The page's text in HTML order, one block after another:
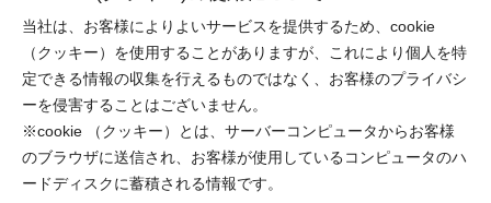
当社は、お客様によりよいサービスを提供するため、cookie
（クッキー）を使用することがありますが、これにより個人を特
定できる情報の収集を行えるものではなく、お客様のプライバシ
ーを侵害することはございません。
※cookie （クッキー）とは、サーバーコンピュータからお客様
のブラウザに送信され、お客様が使用しているコンピュータのハ
ードディスクに蓄積される情報です。